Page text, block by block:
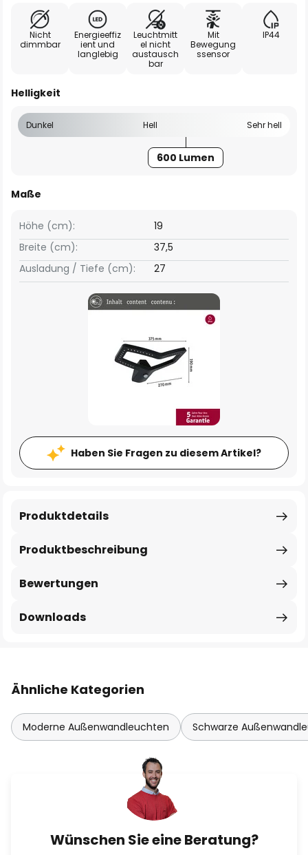
Nicht
dimmbar
Energieeffiz
ient und
langlebig
Leuchtmitt
el nicht
austausch
bar
Mit
Bewegung
ssensor
IP44
Helligkeit
Dunkel Hell Sehr hell
600 Lumen
Maße
Breite (cm): 37,5
Höhe (cm): 19
Ausladung / Tiefe (cm): 27
Haben Sie Fragen zu diesem Artikel?
Produktbeschreibung
Produktdetails
Bewertungen
Downloads
Ähnliche Kategorien
Moderne Außenwandleuchten Schwarze
Wünschen Sie eine Beratung?